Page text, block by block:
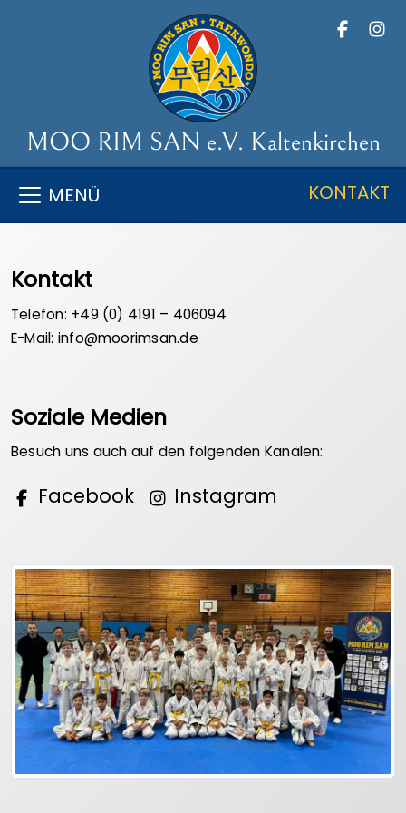
MOO RIM SAN e.V. Kaltenkirchen
MENÜ KONTAKT
Kontakt
Telefon: +49 (0) 4191 – 406094
E-Mail: info@moorimsan.de
Soziale Medien
Besuch uns auch auf den folgenden Kanälen:
Facebook Instagram